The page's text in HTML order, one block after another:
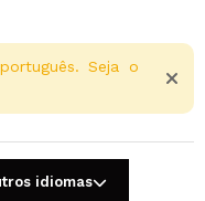
Seja o
idiomas